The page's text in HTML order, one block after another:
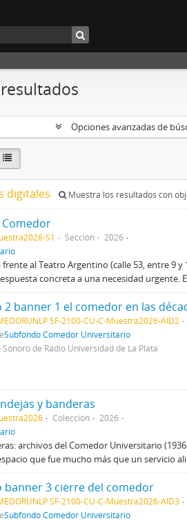
Opciones avanzadas de
digitales Muestra los resultados con
Comedor
S1 Sección
2026
al Teatro Argentino (calle 53, entre 9
concreta a una necesidad urgente.
2 banner 1 el comedor en las
SF-2100-CU-C-Muestra2026-AID2
Subfondo Comedor Universitario
de Radio Universidad de La Plata
y banderas
Colección
2026
archivos del Comedor Universitario
que fue mucho más que un servicio
banner 3 cierre del comedor
SF-2100-CU-C-Muestra2026-AID3
Subfondo Comedor Universitario